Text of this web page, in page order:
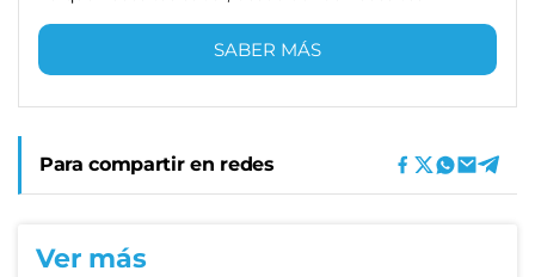
SABER MÁS
Para compartir en redes
Ver más